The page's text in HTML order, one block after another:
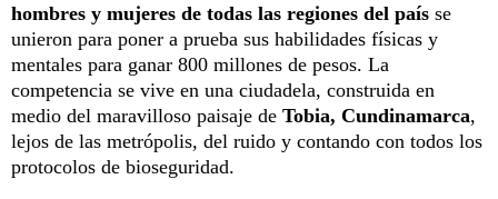
hombres y mujeres de todas las regiones del país se
unieron para poner a prueba sus habilidades físicas y
mentales para ganar 800 millones de pesos. La
competencia se vive en una ciudadela, construida en
medio del maravilloso paisaje de Tobia, Cundinamarca,
lejos de las metrópolis, del ruido y contando con todos los
protocolos de bioseguridad.